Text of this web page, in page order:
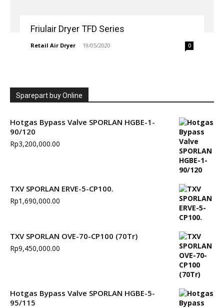
Friulair Dryer TFD Series
Retail Air Dryer - 19/05/2020 0
Sparepart buy Online
Hotgas Bypass Valve SPORLAN HGBE-1-
90/120
Rp3,200,000.00
TXV SPORLAN ERVE-5-CP100.
Rp1,690,000.00
TXV SPORLAN OVE-70-CP100 (70Tr)
Rp9,450,000.00
Hotgas Bypass Valve SPORLAN HGBE-5-
95/115